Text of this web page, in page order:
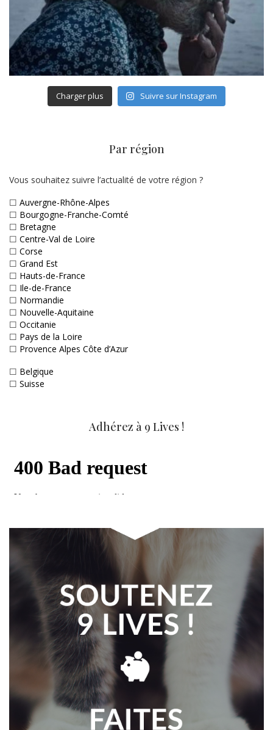
Charger plus Suivre sur Instagram
Par région
Vous souhaitez suivre l’actualité de votre région ?
☐ Auvergne-Rhône-Alpes
☐ Bourgogne-Franche-Comté
☐ Bretagne
☐ Centre-Val de Loire
☐ Corse
☐ Grand Est
☐ Hauts-de-France
☐ Ile-de-France
☐ Normandie
☐ Nouvelle-Aquitaine
☐ Occitanie
☐ Pays de la Loire
☐ Provence Alpes Côte d’Azur
☐ Belgique
☐ Suisse
Adhérez à 9 Lives !